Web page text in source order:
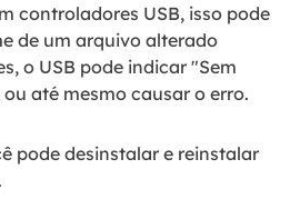
controladores USB, isso pode
de um arquivo alterado
o USB pode indicar "Sem
até mesmo causar o erro.
pode desinstalar e reinstalar